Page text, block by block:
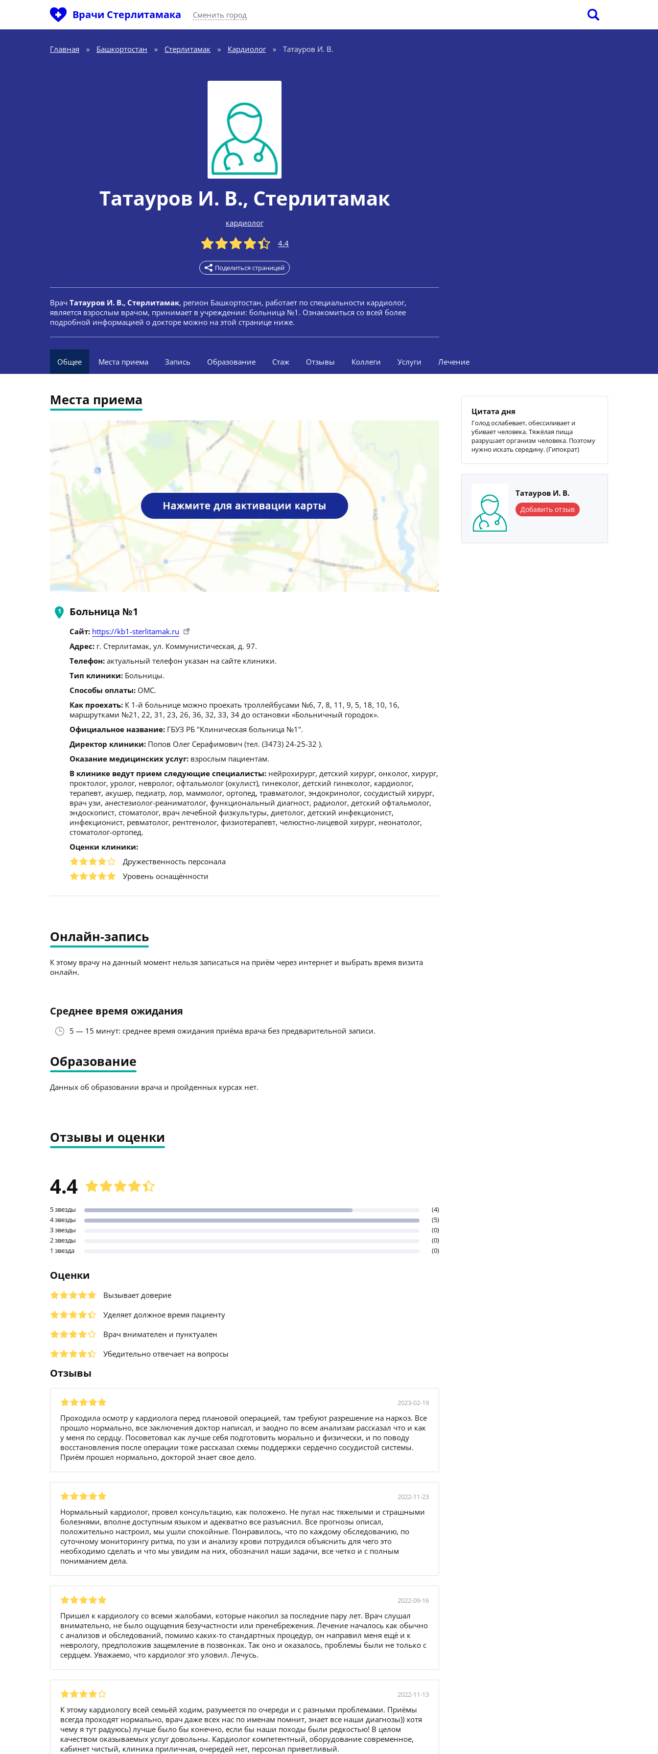
Врачи Стерлитамака Сменить город
Главная » Башкортостан » Стерлитамак » Кардиолог » Татауров И. В.
Татауров И. В., Стерлитамак
кардиолог
4.4
Поделиться страницей
Врач Татауров И. В., Стерлитамак, регион Башкортостан, работает по специальности кардиолог,
является взрослым врачом, принимает в учреждении: больница №1. Ознакомиться со всей более
подробной информацией о докторе можно на этой странице ниже.
Общее Места приема Запись Образование Стаж Отзывы Коллеги Услуги Лечение
Места приема
Больница №1
Сайт: https://kb1-sterlitamak.ru
Адрес: г. Стерлитамак, ул. Коммунистическая, д. 97.
Телефон: актуальный телефон указан на сайте клиники.
Тип клиники: Больницы.
Способы оплаты: ОМС.
Как проехать: К 1-й больнице можно проехать троллейбусами №6, 7, 8, 11, 9, 5, 18, 10, 16,
маршрутками №21, 22, 31, 23, 26, 36, 32, 33, 34 до остановки «Больничный городок».
Официальное название: ГБУЗ РБ "Клиническая больница №1".
Директор клиники: Попов Олег Серафимович (тел. (3473) 24-25-32 ).
Оказание медицинских услуг: взрослым пациентам.
В клинике ведут прием следующие специалисты: нейрохирург, детский хирург, онколог, хирург,
проктолог, уролог, невролог, офтальмолог (окулист), гинеколог, детский гинеколог, кардиолог,
терапевт, акушер, педиатр, лор, маммолог, ортопед, травматолог, эндокринолог, сосудистый хирург,
врач узи, анестезиолог-реаниматолог, функциональный диагност, радиолог, детский офтальмолог,
эндоскопист, стоматолог, врач лечебной физкультуры, диетолог, детский инфекционист,
инфекционист, ревматолог, рентгенолог, физиотерапевт, челюстно-лицевой хирург, неонатолог,
стоматолог-ортопед.
Оценки клиники:
Дружественность персонала
Уровень оснащённости
Онлайн-запись
К этому врачу на данный момент нельзя записаться на приём через интернет и выбрать время визита
онлайн.
Среднее время ожидания
5 — 15 минут: среднее время ожидания приёма врача без предварительной записи.
Образование
Данных об образовании врача и пройденных курсах нет.
Отзывы и оценки
4.4
5 звезды
(4)
4 звезды
(5)
3 звезды
(0)
2 звезды
(0)
1 звезда
(0)
Оценки
Вызывает доверие
Уделяет должное время пациенту
Врач внимателен и пунктуален
Убедительно отвечает на вопросы
Отзывы
2023-02-19
Проходила осмотр у кардиолога перед плановой операцией, там требуют разрешение на наркоз. Все
прошло нормально, все заключения доктор написал, и заодно по всем анализам рассказал что и как
у меня по сердцу. Посоветовал как лучше себя подготовить морально и физически, и по поводу
восстановления после операции тоже рассказал схемы поддержки сердечно сосудистой системы.
Приём прошел нормально, докторой знает свое дело.
2022-11-23
Нормальный кардиолог, провел консультацию, как положено. Не пугал нас тяжелыми и страшными
болезнями, вполне доступным языком и адекватно все разъяснил. Все прогнозы описал,
положительно настроил, мы ушли спокойные. Понравилось, что по каждому обследованию, по
суточному мониторингу ритма, по узи и анализу крови потрудился объяснить для чего это
необходимо сделать и что мы увидим на них, обозначил наши задачи, все четко и с полным
пониманием дела.
2022-09-16
Пришел к кардиологу со всеми жалобами, которые накопил за последние пару лет. Врач слушал
внимательно, не было ощущения безучастности или пренебрежения. Лечение началось как обычно
с анализов и обследований, помимо каких-то стандартных процедур, он направил меня ещё и к
неврологу, предположив защемление в позвонках. Так оно и оказалось, проблемы были не только с
сердцем. Уважаемо, что кардиолог это уловил. Лечусь.
2022-11-13
К этому кардиологу всей семьёй ходим, разумеется по очереди и с разными проблемами. Приёмы
всегда проходят нормально, врач даже всех нас по именам помнит, знает все наши диагнозы)) хотя
чему я тут радуюсь) лучше было бы конечно, если бы наши походы были редкостью! В целом
качеством оказываемых услуг довольны. Кардиолог компетентный, оборудование современное,
кабинет чистый, клиника приличная, очередей нет, персонал приветливый.
Цитата дня
Голод ослабевает, обессиливает и
убивает человека. Тяжёлая пища
разрушает организм человека. Поэтому
нужно искать середину. (Гипократ)
Татауров И. В.
Добавить отзыв